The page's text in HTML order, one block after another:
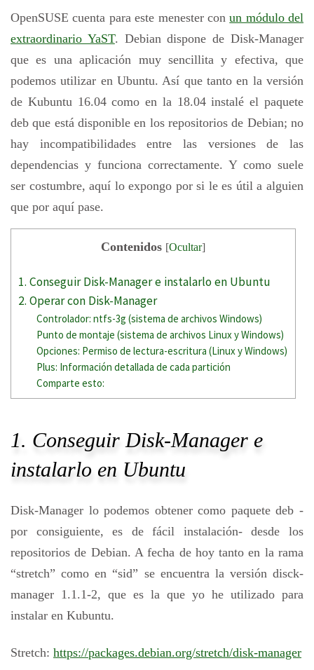
OpenSUSE cuenta para este menester conun módulo del
extraordinario YaST. Debian dispone de Disk-Manager
que es una aplicación muy sencillita y efectiva, que
podemos utilizar en Ubuntu. Así que tanto en la versión
de Kubuntu 16.04 como en la 18.04 instalé el paquete
deb que está disponible en los repositorios de Debian; no
hay incompatibilidades entre las versiones de las
dependencias y funciona correctamente. Y como suele
ser costumbre, aquí lo expongo por si le es útil a alguien
que por aquí pase.
Contenidos [Ocultar]
1. Conseguir Disk-Manager e instalarlo en Ubuntu
2. Operar con Disk-Manager
Controlador: ntfs-3g (sistema de archivos Windows)
Punto de montaje (sistema de archivos Linux y Windows)
Opciones: Permiso de lectura-escritura (Linux y Windows)
Plus: Información detallada de cada partición
Comparte esto:
1. Conseguir Disk-Manager e
instalarlo en Ubuntu
Disk-Manager lo podemos obtener como paquete deb -
por consiguiente, es de fácil instalación- desde los
repositorios de Debian. A fecha de hoy tanto en la rama
“stretch” como en “sid” se encuentra la versión disck-
manager 1.1.1-2, que es la que yo he utilizado para
instalar en Kubuntu.
Stretch: https://packages.debian.org/stretch/disk-manager